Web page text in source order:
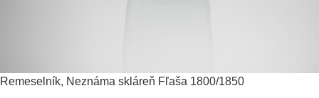
Remeselník, Neznáma skláreň Fľaša 1800/1850